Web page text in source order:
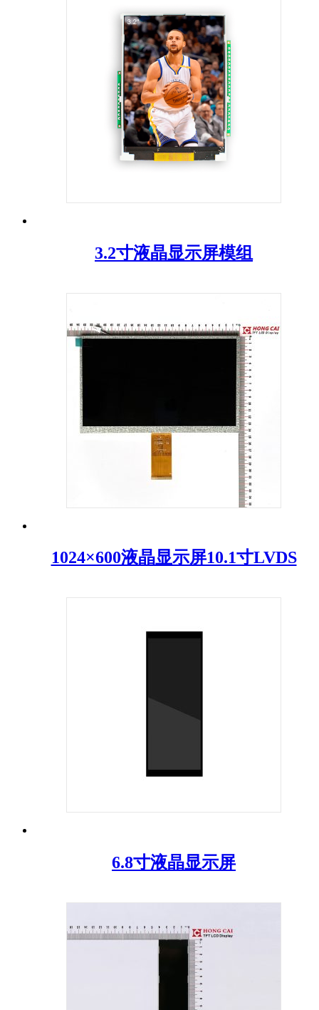
3.2寸液晶显示屏模组
1024×600液晶显示屏10.1寸LVDS
6.8寸液晶显示屏